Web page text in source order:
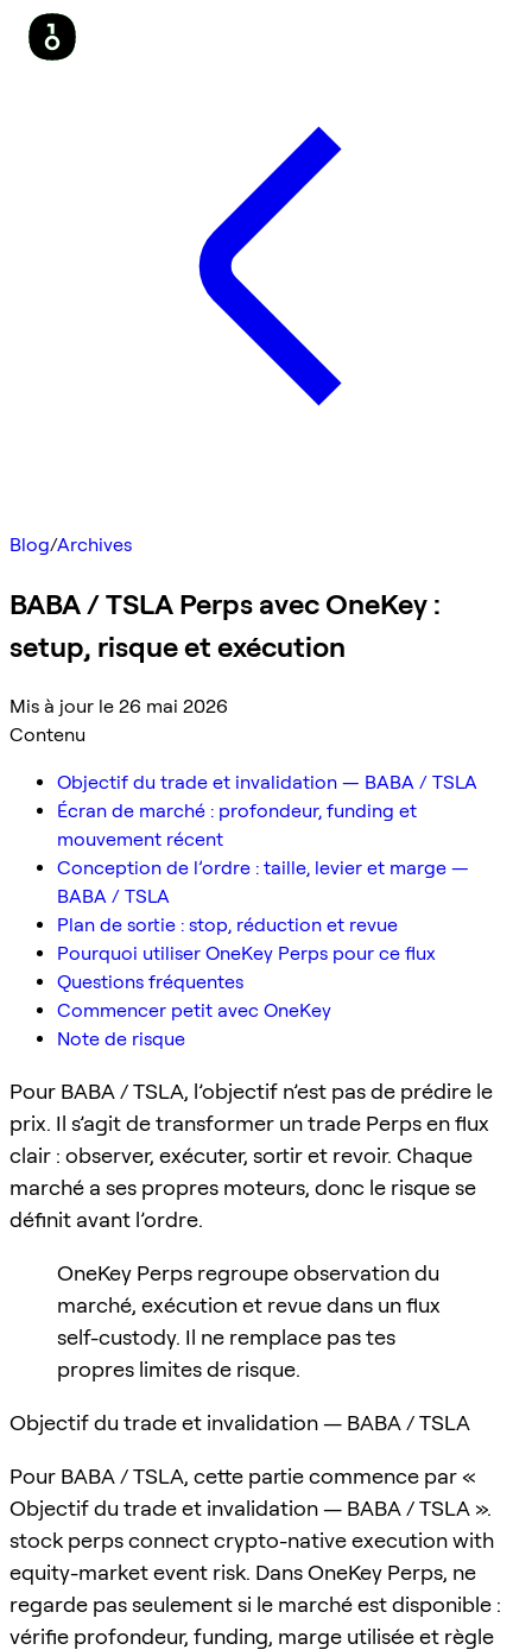
Blog/Archives
BABA / TSLA Perps avec OneKey :
setup, risque et exécution
Mis à jour le 26 mai 2026
Contenu
Objectif du trade et invalidation — BABA / TSLA
Écran de marché : profondeur, funding et
mouvement récent
Conception de l’ordre : taille, levier et marge —
BABA / TSLA
Plan de sortie : stop, réduction et revue
Pourquoi utiliser OneKey Perps pour ce flux
Questions fréquentes
Commencer petit avec OneKey
Note de risque
Pour BABA / TSLA, l’objectif n’est pas de prédire le
prix. Il s’agit de transformer un trade Perps en flux
clair : observer, exécuter, sortir et revoir. Chaque
marché a ses propres moteurs, donc le risque se
définit avant l’ordre.
OneKey Perps regroupe observation du
marché, exécution et revue dans un flux
self-custody. Il ne remplace pas tes
propres limites de risque.
Objectif du trade et invalidation — BABA / TSLA
Pour BABA / TSLA, cette partie commence par «
Objectif du trade et invalidation — BABA / TSLA ».
stock perps connect crypto-native execution with
equity-market event risk. Dans OneKey Perps, ne
regarde pas seulement si le marché est disponible :
vérifie profondeur, funding, marge utilisée et règle